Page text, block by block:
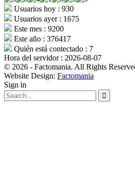
Usuarios hoy : 930
Usuarios ayer : 1675
Este mes : 9200
Este año : 376417
Quién está contectado : 7
Hora del servidor : 2026-08-07
© 2026 - Factomania. All Rights
Website Design: Factomania
Sign in